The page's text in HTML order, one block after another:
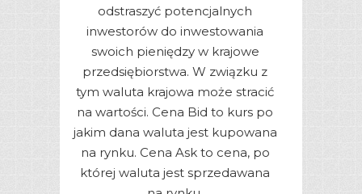
odstraszyć potencjalnych
inwestorów do inwestowania
swoich pieniędzy w krajowe
przedsiębiorstwa. W związku z
tym waluta krajowa może stracić
na wartości. Cena Bid to kurs po
jakim dana waluta jest kupowana
na rynku. Cena Ask to cena, po
której waluta jest sprzedawana